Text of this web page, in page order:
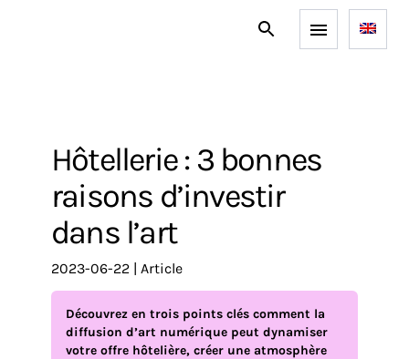
Hôtellerie : 3 bonnes
raisons d’investir
dans l’art
2023-06-22 | article
Découvrez en trois points clés comment la
diffusion d’art numérique peut dynamiser
votre offre hôtelière, créer une atmosphère